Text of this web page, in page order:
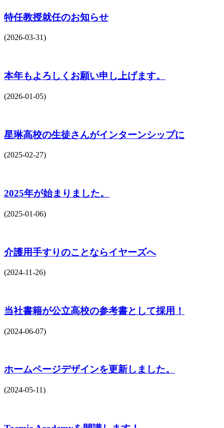
特任教授就任のお知らせ
(2026-03-31)
本年もよろしくお願い申し上げます。
(2026-01-05)
星琳高校の生徒さんがインターンシップに
(2025-02-27)
2025年が始まりました。
(2025-01-06)
介護用手すりのことならイヤーズへ
(2024-11-26)
当社書籍が公立高校の参考書として採用！
(2024-06-07)
ホームページデザインを更新しました。
(2024-05-11)